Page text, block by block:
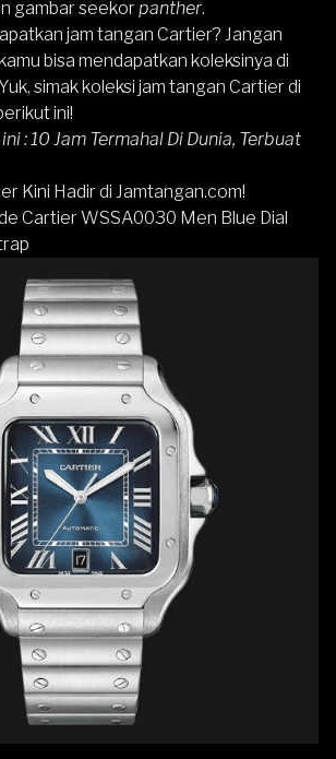
gambar seekor panther.
jam tangan Cartier? Jangan
bisa mendapatkan koleksinya di
simak koleksi jam tangan Cartier di
ini!
:10 Jam Termahal Di Dunia, Terbuat
Kini Hadir di Jamtangan.com!
Cartier WSSA0030 Men Blue Dial